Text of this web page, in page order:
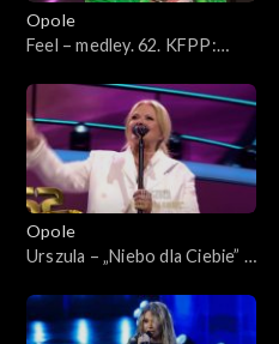
Opole
Feel – medley. 62. KFPP:
Opole
Urszula – „Niebo dla Ciebie” i
62. KFPP: Koncert
„SuperJedynki”